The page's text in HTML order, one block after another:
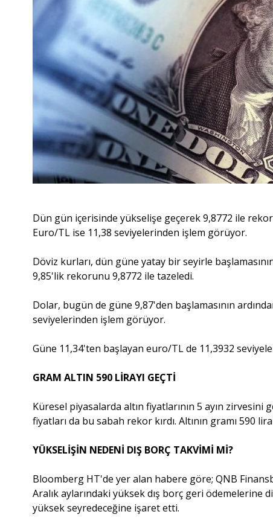
Dün gün içerisinde yükselişe geçerek 9,8772 ile
Euro/TL ise 11,38 seviyelerinden işlem görüyor.
Döviz kurları, dün güne yatay bir seyirle
9,85'lik rekorunu 9,8772 ile tazeledi.
Dolar, bugün de güne 9,87'den başlamasının
seviyelerinden işlem görüyor.
Güne 11,34'ten başlayan euro/TL de 11,3932
GRAM ALTIN 590 LİRAYI GEÇTİ
Küresel piyasalarda altın fiyatlarının 5 ayın
fiyatları da bu sabah rekor kırdı. Altının gramı 590
YÜKSELİŞİN NEDENİ DIŞ BORÇ TAKVİMİ Mİ?
Bloomberg HT'de yer alan habere göre; QNB
Aralık aylarındaki yüksek dış borç geri ödemelerine
yüksek seyredeceğine işaret etti.